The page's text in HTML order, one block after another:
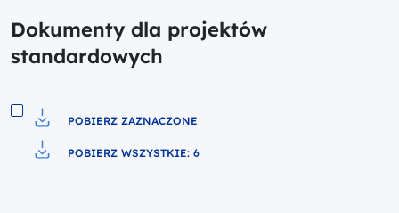
Dokumenty dla projektów
standardowych
Pobierz do pliku
POBIERZ ZAZNACZONE
POBIERZ WSZYSTKIE: 6